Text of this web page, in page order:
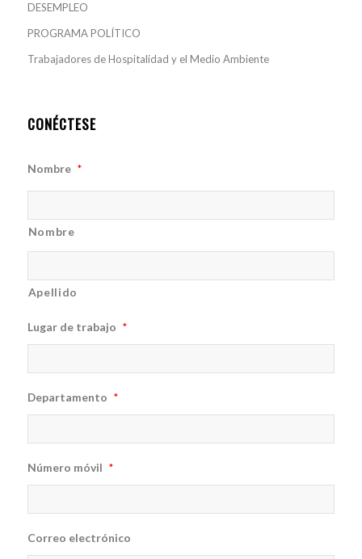
DESEMPLEO
PROGRAMA POLÍTICO
Trabajadores de Hospitalidad y el Medio Ambiente
CONÉCTESE
Nombre *
Nombre
Apellido
Lugar de trabajo *
Departamento *
Número móvil *
Correo electrónico